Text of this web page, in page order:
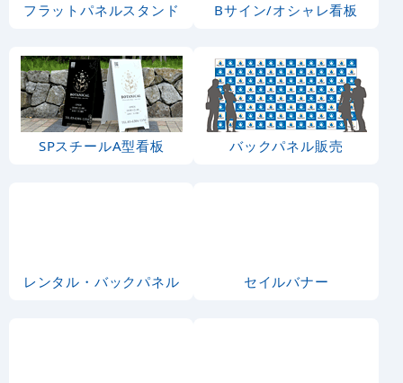
フラットパネルスタンド Bサイン/オシャレ看板
SPスチールA型看板 バックパネル販売
レンタル・バックパネル セイルバナー